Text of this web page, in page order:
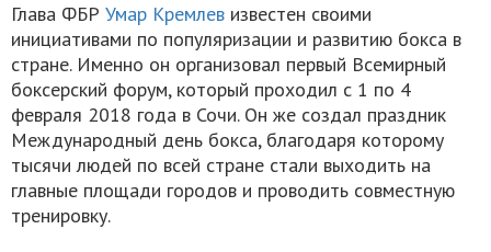
Глава ФБР Умар Кремлев известен своими
инициативами по популяризации и развитию бокса в
стране. Именно он организовал первый Всемирный
боксерский форум, который проходил с 1 по 4
февраля 2018 года в Сочи. Он же создал праздник
Международный день бокса, благодаря которому
тысячи людей по всей стране стали выходить на
главные площади городов и проводить совместную
тренировку.